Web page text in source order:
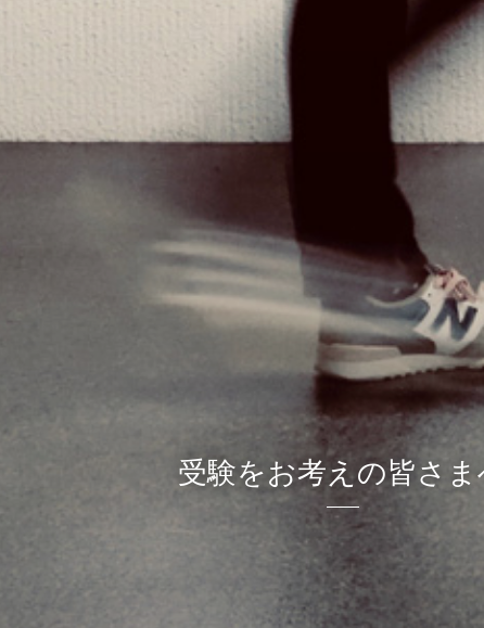
受験をお考えの皆さま